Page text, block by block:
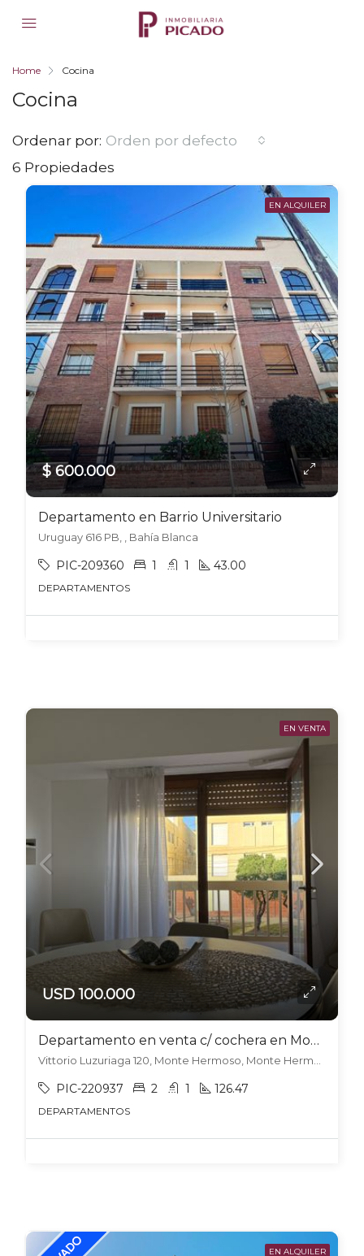
Home Cocina
Cocina
6 Propiedades
Ordenar por: Orden por defecto
EN ALQUILER
$ 600.000
Departamento en Barrio Universitario
Uruguay 616 PB, , Bahía Blanca
PIC-209360 1 1 43.00
DEPARTAMENTOS
EN VENTA
USD 100.000
Departamento en venta c/ cochera en Monte Hermoso
PIC-220937 2 1 126.47
DEPARTAMENTOS
EN ALQUILER